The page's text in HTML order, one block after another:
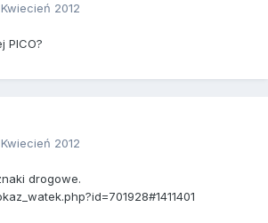
2012
PICO?
2012
drogowe.